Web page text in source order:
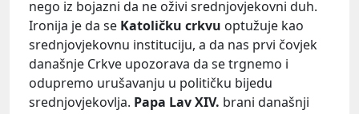
nego iz bojazni da ne oživi srednjovjekovni duh.
Ironija je da se Katoličku crkvu optužuje kao
srednjovjekovnu instituciju, a da nas prvi čovjek
današnje Crkve upozorava da se trgnemo i
odupremo urušavanju u političku bijedu
srednjovjekovlja. Papa Lav XIV. brani današnji